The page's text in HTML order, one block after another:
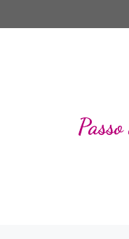
para